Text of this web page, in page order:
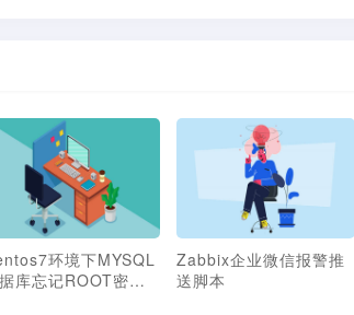
环境下MYSQL
库忘记ROOT密码
Zabbix企业微信报警推
送脚本